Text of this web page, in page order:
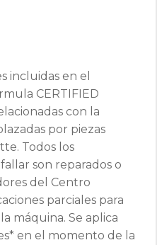
incluidas en el
CERTIFIED
con la
por piezas
Todos los
son reparados o
del Centro
parciales para
máquina. Se aplica
en el momento de la